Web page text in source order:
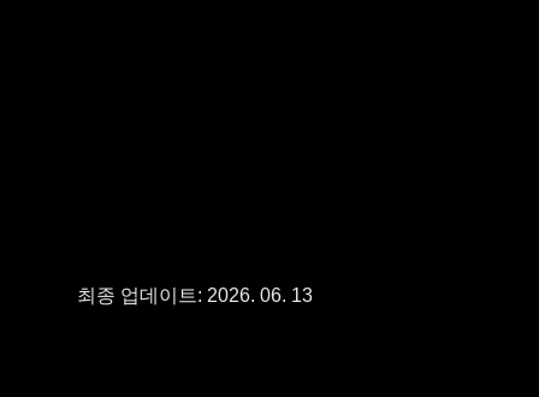
최종 업데이트: 2026. 06. 13